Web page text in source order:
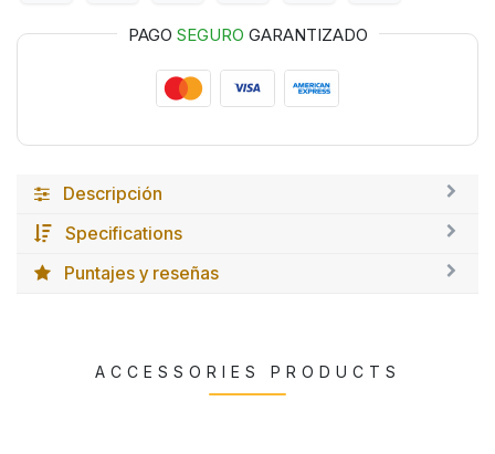
PAGO SEGURO GARANTIZADO
Descripción
Specifications
Puntajes y reseñas
ACCESSORIES PRODUCTS